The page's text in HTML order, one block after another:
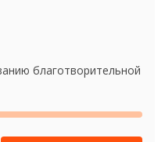
благотворительной